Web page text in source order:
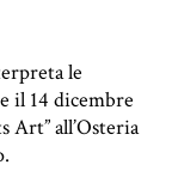
le
il 14 dicembre
Art” all’Osteria